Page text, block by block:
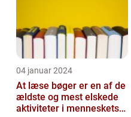
04 januar 2024
At læse bøger er en af de
ældste og mest elskede
aktiviteter i menneskets